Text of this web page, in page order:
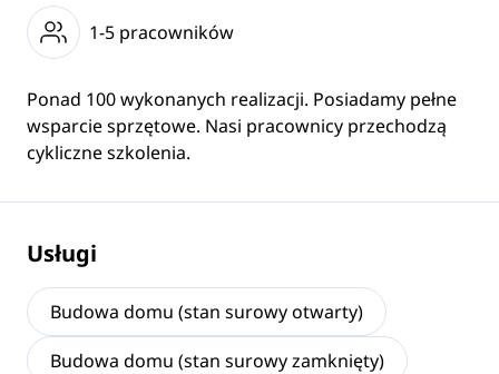
1-5 pracowników
Ponad 100 wykonanych realizacji. Posiadamy pełne
wsparcie sprzętowe. Nasi pracownicy przechodzą
cykliczne szkolenia.
Usługi
Budowa domu (stan surowy otwarty)
Budowa domu (stan surowy zamknięty)